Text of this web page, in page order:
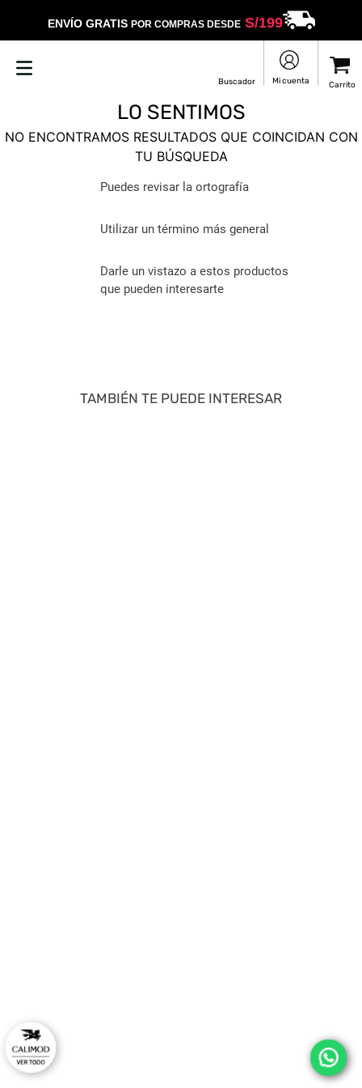
ENVÍO GRATIS POR COMPRAS DESDES/199
LO SENTIMOS
NO ENCONTRAMOS RESULTADOS QUE COINCIDAN CON
TU BÚSQUEDA
Puedes revisar la ortografía
Utilizar un término más general
Darle un vistazo a estos productos
que pueden interesarte
TAMBIÉN TE PUEDE INTERESAR